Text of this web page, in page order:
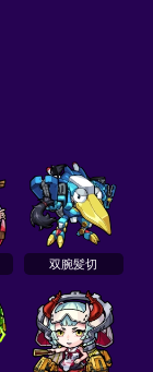
双腕髪切